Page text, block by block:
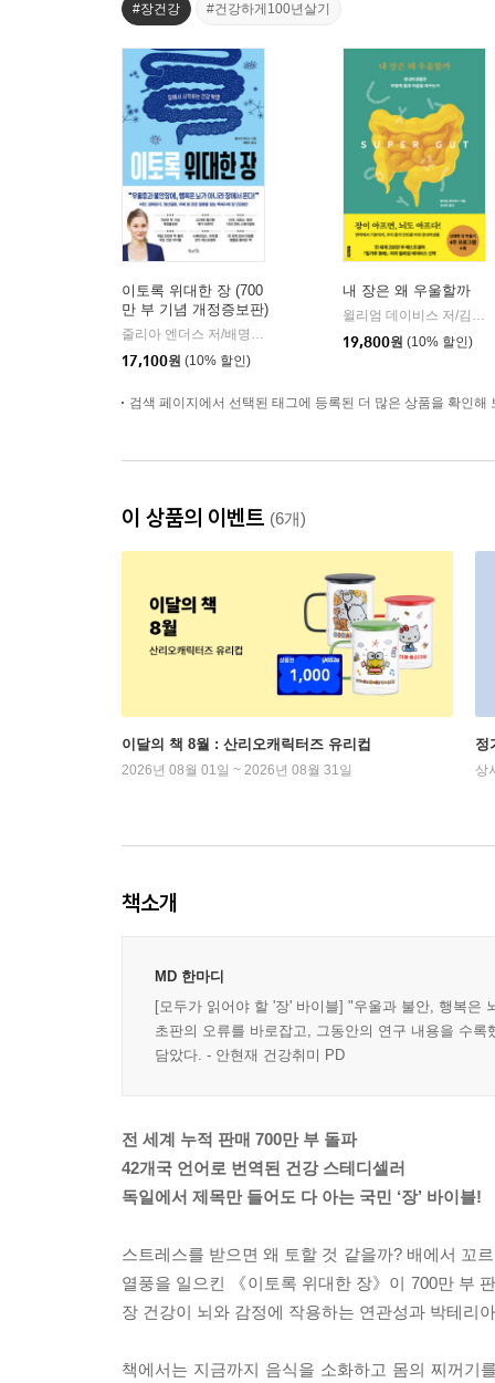
#장건강 #건강하게100년살기
이토록 위대한 장 (700
만 부 기념 개정증보판)
줄리아 엔더스 저/배명자 역
17,100원 (10% 할인)
내 장은 왜 우울할까
윌리엄 데이비스 저/김보은 역
19,800원 (10% 할인)
검색 페이지에서 선택된 태그에 등록된 더 많은 상품을 확인해
이 상품의 이벤트 (6개)
이달의 책 8월 : 산리오캐릭터즈 유리컵
2026년 08월 01일 ~ 2026년 08월 31일
정
상
책소개
MD 한마디
[모두가 읽어야 할 '장' 바이블] "우울과 불안, 행복은
초판의 오류를 바로잡고, 그동안의 연구 내용을 수
담았다. - 안현재 건강취미 PD
전 세계 누적 판매 700만 부 돌파
42개국 언어로 번역된 건강 스테디셀러
독일에서 제목만 들어도 다 아는 국민 ‘장’ 바이블!
스트레스를 받으면 왜 토할 것 같을까? 배에서 꼬
열풍을 일으킨 《이토록 위대한 장》이 700만 부
장 건강이 뇌와 감정에 작용하는 연관성과 박테리
책에서는 지금까지 음식을 소화하고 몸의 찌꺼기